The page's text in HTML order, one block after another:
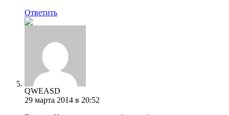
Ответить
QWEASD
29 марта 2014 в 20:52